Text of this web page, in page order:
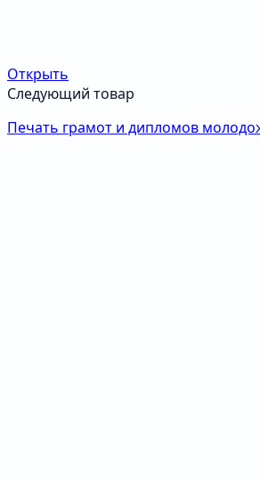
Открыть
Следующий товар
Печать грамот и дипломов